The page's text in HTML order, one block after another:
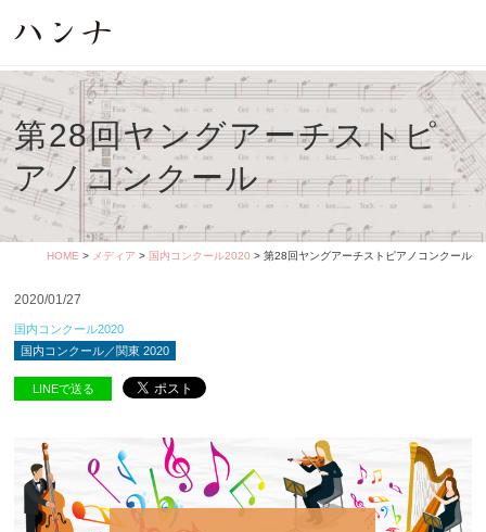
第28回ヤングアーチストピ
アノコンクール
HOME > メディア > 国内コンクール2020 > 第28回ヤングアーチストピアノコンクール
2020/01/27
国内コンクール2020
国内コンクール／関東 2020
LINEで送る